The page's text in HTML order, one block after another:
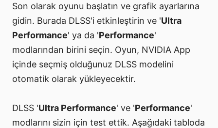
Son olarak oyunu başlatın ve grafik ayarlarına
gidin. Burada DLSS'i etkinleştirin ve 'Ultra
Performance' ya da 'Performance'
modlarından birini seçin. Oyun, NVIDIA App
içinde seçmiş olduğunuz DLSS modelini
otomatik olarak yükleyecektir.
DLSS 'Ultra Performance' ve 'Performance'
modlarını sizin için test ettik. Aşağıdaki tabloda